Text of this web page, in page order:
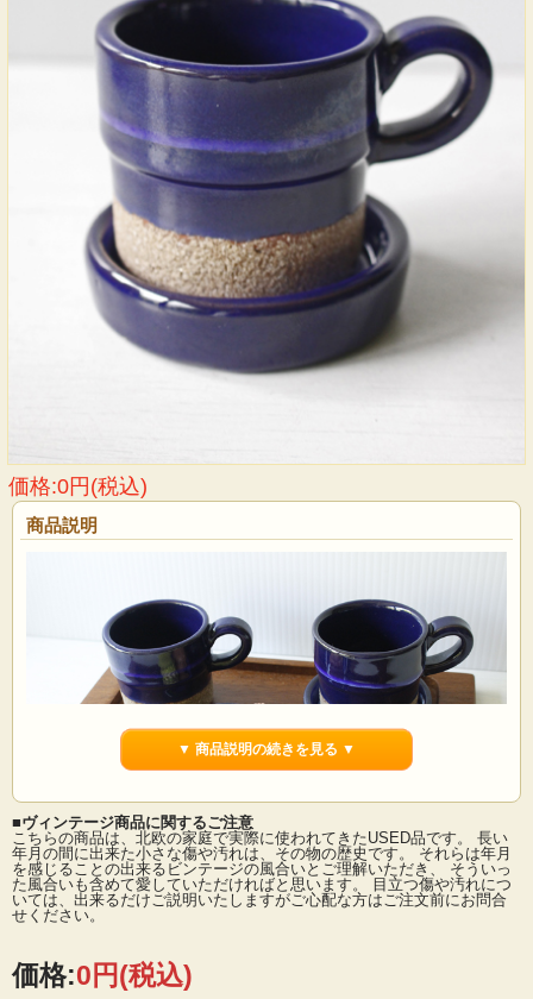
価格:0円(税込)
商品説明
スウェーデン、Nittosjo社のデミタスカップ＆ソーサーです。こちらはデミタスの
カップと小皿のようなユニークなフォルムのセットとなっていて小さなチョコや
焼き菓子などをのせるプレートとしてお使いいただいてもよいものです。薄手で
イリー使いにピッタリです。Nittosjoの食器は珍しく、流通量の少ないものです。
▼ 商品説明の続きを見る ▼
■ヴィンテージ商品に関するご注意
こちらの商品は、北欧の家庭で実際に使われてきたUSED品です。 長い
年月の間に出来た小さな傷や汚れは、その物の歴史です。 それらは年月
を感じることの出来るビンテージの風合いとご理解いただき、 そういっ
た風合いも含めて愛していただければと思います。 目立つ傷や汚れにつ
いては、出来るだけご説明いたしますがご心配な方はご注文前にお問合
せください。
価格:0円(税込)